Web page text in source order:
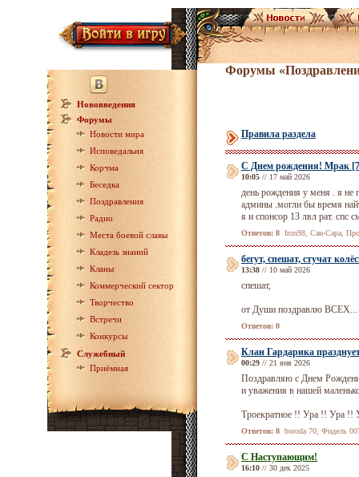
Нововведения
Форумы
Новости мира
Исповедальня
Корчма
Беседка
Поздравления
Радио
Места боевой славы
Кладезь знаний
Кланы
Коммерческий сектор
Творчество
Встречи
Конкурсы
Служебный
Приёмная
Форумы
Правила раздела
С Днем рождения! Мрак [7]
10:05 // 17 май 2026
день рождения у меня . я не
админы .могли бы время
я и спонсор 13 лвл рат. спс
Ответов: 8 Iron98, Сан-Сара,
бегут, спешат, стучат
13:38 // 10 май 2026
спешат,
от Души поздравлю ВСЕХ...
Ответов: 0
Клан Гардарика
00:29 // 21 янв 2026
Поздравляю с Днем
и уважения в нашей
Троекратное !! Ура !! Ура !!
Ответов: 8 boroda 70, Фидель
С Наступающим!
16:10 // 30 дек 2025